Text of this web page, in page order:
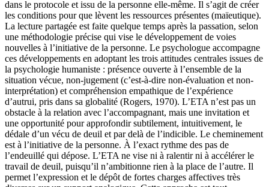
dans le protocole et issu de la personne elle-même. Il s’agit de créer
les conditions pour que lèvent les ressources présentes (maïeutique).
La lecture partagée est faite quelque temps après la passation, selon
une méthodologie précise qui vise le développement de voies
nouvelles à l’initiative de la personne. Le psychologue accompagne
ces développements en adoptant les trois attitudes centrales issues de
la psychologie humaniste : présence ouverte à l’ensemble de la
situation vécue, non-jugement (c’est-à-dire non-évaluation et non-
interprétation) et compréhension empathique de l’expérience
d’autrui, pris dans sa globalité (Rogers, 1970). L’ETA n’est pas un
obstacle à la relation avec l’accompagnant, mais une invitation et
une opportunité pour approfondir subtilement, intuitivement, le
dédale d’un vécu de deuil et par delà de l’indicible. Le cheminement
est à l’initiative de la personne. À l’exact rythme des pas de
l’endeuillé qui dépose. L’ETA ne vise ni à ralentir ni à accélérer le
travail de deuil, puisqu’il n’ambitionne rien à la place de l’autre. Il
permet l’expression et le dépôt de fortes charges affectives très